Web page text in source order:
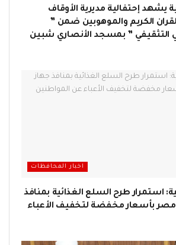
يشهد إحتفالية مديرية الأوقاف
الكريم والموهوبين ضمن ”
التثقيفي ” بمسجد الأنصاري شبين
اخبار المحافظات
استمرار طرح السلع الغذائية بمنافذ
بأسعار مخفضة لتخفيف الأعباء